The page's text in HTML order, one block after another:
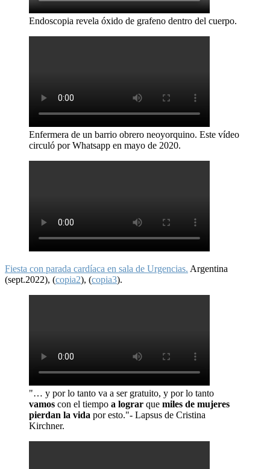
Endoscopia revela óxido de grafeno dentro del cuerpo.
Enfermera de un barrio obrero neoyorquino. Este vídeo
circuló por Whatsapp en mayo de 2020.
Fiesta con parada cardíaca en sala de Urgencias. Argentina
(sept.2022), (copia2), (copia3).
"… y por lo tanto va a ser gratuito, y por lo tanto
vamos con el tiempo a lograr que miles de mujeres
pierdan la vida por esto."- Lapsus de Cristina
Kirchner.